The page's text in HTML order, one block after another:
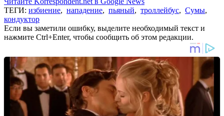
ТЕГИ: избиение, нападение, пьяный, троллейбус, Сумы,
кондуктор
Если вы заметили ошибку, выделите необходимый текст и
нажмите Ctrl+Enter, чтобы сообщить об этом редакции.